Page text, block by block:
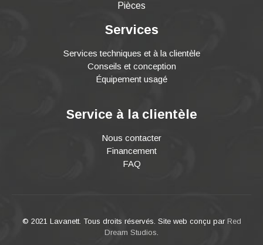
Pièces
Services
Services techniques et à la clientèle
Conseils et conception
Équipement usagé
Service à la clientèle
Nous contacter
Financement
FAQ
© 2021 Lavanett. Tous droits réservés. Site web conçu par Red
Dream Studios.